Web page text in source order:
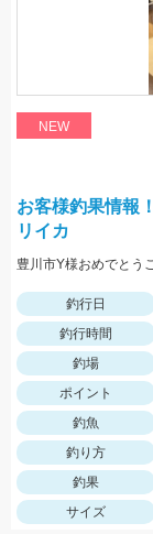
NEW
お客様釣果情報
リイカ
釣行日
釣行時間
釣場
ポイント
釣魚
釣り方
釣果
サイズ